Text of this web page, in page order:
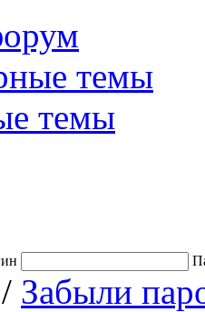
темы
темы
/ Забыли